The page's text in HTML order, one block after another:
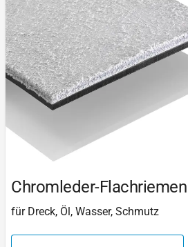
Chromleder-Flachriemen
für Dreck, Öl, Wasser, Schmutz